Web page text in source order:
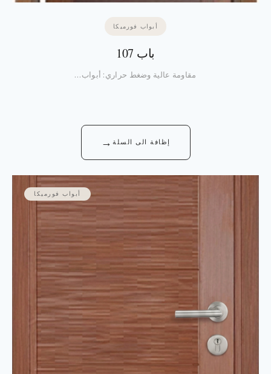
أبواب فورميكا
باب 107
مقاومة عالية وضغط حراري: أبواب…
إظافة الى السلة →
أبواب فورميكا